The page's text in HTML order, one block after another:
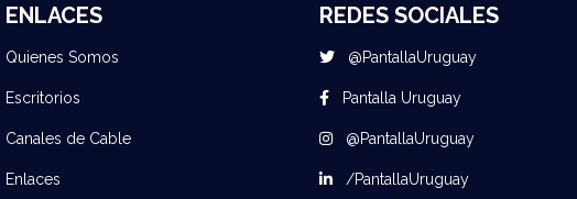
ENLACES
Quienes Somos
Escritorios
Canales de Cable
Enlaces
REDES SOCIALES
@PantallaUruguay
Pantalla Uruguay
@PantallaUruguay
/PantallaUruguay